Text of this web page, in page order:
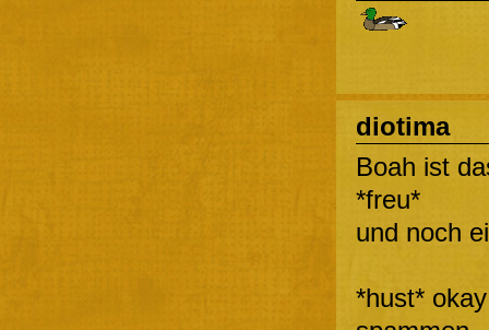
diotima
Boah ist
*freu*
und noch
*hust*